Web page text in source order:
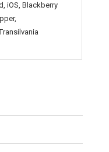
iOS, Blackberry